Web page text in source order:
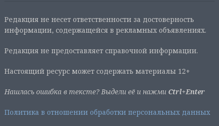
Редакция не несет ответственности за достоверность
информации, содержащейся в рекламных объявлениях.
Редакция не предоставляет справочной информации.
Настоящий ресурс может содержать материалы 12+
Нашлась ошибка в тексте? Выдели её и нажми Ctrl+Enter
Политика в отношении обработки персональных данных